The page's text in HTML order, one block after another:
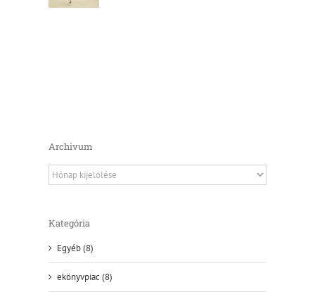
Archivum
Archivum
Kategória
Egyéb (8)
ekönyvpiac (8)